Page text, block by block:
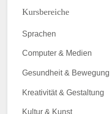
Kursbereiche
Sprachen
Computer & Medien
Gesundheit & Bewegung
Kreativität & Gestaltung
Kultur & Kunst